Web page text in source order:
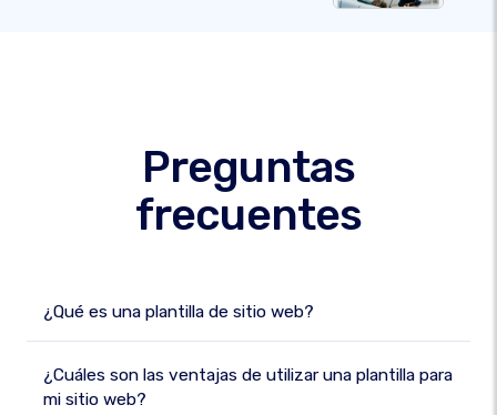
Preguntas
frecuentes
¿Qué es una plantilla de sitio web?
¿Cuáles son las ventajas de utilizar una plantilla para
mi sitio web?